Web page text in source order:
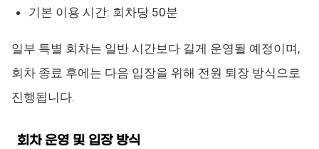
기본 이용 시간: 회차당 50분
일부 특별 회차는 일반 시간보다 길게 운영될 예정이며,
회차 종료 후에는 다음 입장을 위해 전원 퇴장 방식으로
진행됩니다.
회차 운영 및 입장 방식